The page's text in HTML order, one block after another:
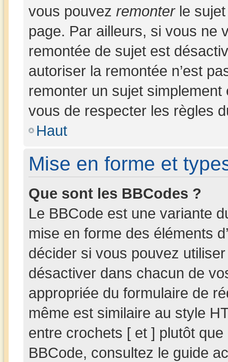
vous pouvez remonterle sujet
page. Par ailleurs, si vous ne
remontée de sujet est
autoriser la remontée n’est
remonter un sujet
vous de respecter les règles
Haut
Mise en forme et
Que sont les BBCodes ?
Le BBCode est une variante
mise en forme des éléments
décider si vous pouvez
désactiver dans chacun de
appropriée du formulaire de
même est similaire au style
entre crochets [ et ] plutôt
BBCode, consultez le guide